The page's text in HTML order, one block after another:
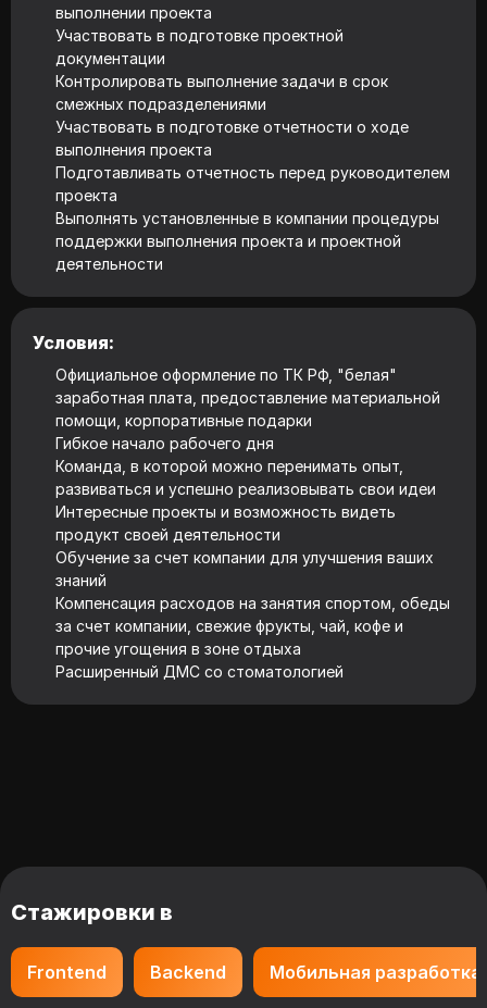
выполнении проекта
Участвовать в подготовке проектной
документации
Контролировать выполнение задачи в срок
смежных подразделениями
Участвовать в подготовке отчетности о ходе
выполнения проекта
Подготавливать отчетность перед руководителем
проекта
Выполнять установленные в компании процедуры
поддержки выполнения проекта и проектной
деятельности
Условия:
Официальное оформление по ТК РФ, "белая"
заработная плата, предоставление материальной
помощи, корпоративные подарки
Гибкое начало рабочего дня
Команда, в которой можно перенимать опыт,
развиваться и успешно реализовывать свои идеи
Интересные проекты и возможность видеть
продукт своей деятельности
Обучение за счет компании для улучшения ваших
знаний
Компенсация расходов на занятия спортом, обеды
за счет компании, свежие фрукты, чай, кофе и
прочие угощения в зоне отдыха
Расширенный ДМС со стоматологией
Стажировки в
Frontend Backend Мобильная разработка